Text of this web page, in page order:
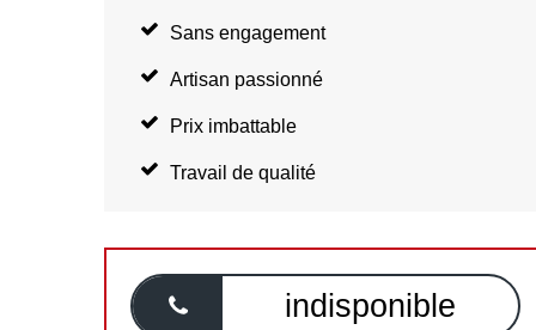
Sans engagement
Artisan passionné
Prix imbattable
Travail de qualité
indisponible